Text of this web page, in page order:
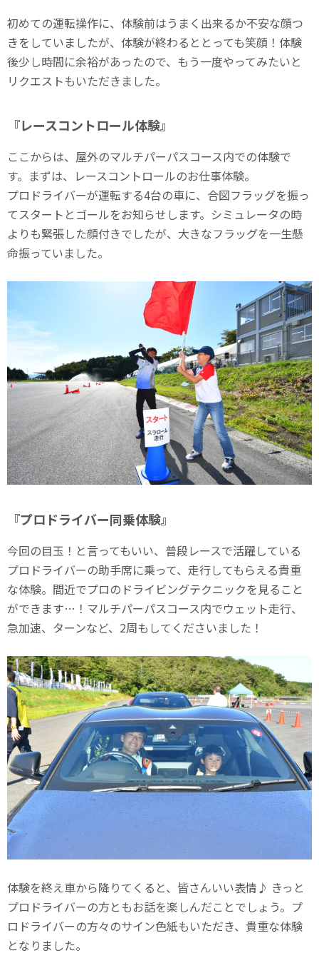
初めての運転操作に、体験前はうまく出来るか不安な顔つ
きをしていましたが、体験が終わるととっても笑顔！体験
後少し時間に余裕があったので、もう一度やってみたいと
リクエストもいただきました。
『レースコントロール体験』
ここからは、屋外のマルチパーパスコース内での体験で
す。まずは、レースコントロールのお仕事体験。
プロドライバーが運転する4台の車に、合図フラッグを振っ
てスタートとゴールをお知らせします。シミュレータの時
よりも緊張した顔付きでしたが、大きなフラッグを一生懸
命振っていました。
『プロドライバー同乗体験』
今回の目玉！と言ってもいい、普段レースで活躍している
プロドライバーの助手席に乗って、走行してもらえる貴重
な体験。間近でプロのドライビングテクニックを見ること
ができます…！マルチパーパスコース内でウェット走行、
急加速、ターンなど、2周もしてくださいました！
体験を終え車から降りてくると、皆さんいい表情♪ きっと
プロドライバーの方ともお話を楽しんだことでしょう。プ
ロドライバーの方々のサイン色紙もいただき、貴重な体験
となりました。